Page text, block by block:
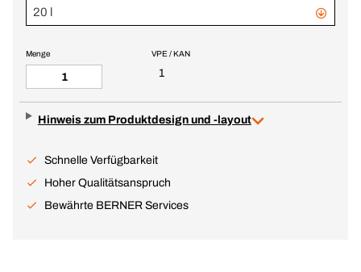
20 l
VPE / KAN
1
Menge
Hinweis zum Produktdesign und -layout
Schnelle Verfügbarkeit
Hoher Qualitätsanspruch
Bewährte BERNER Services